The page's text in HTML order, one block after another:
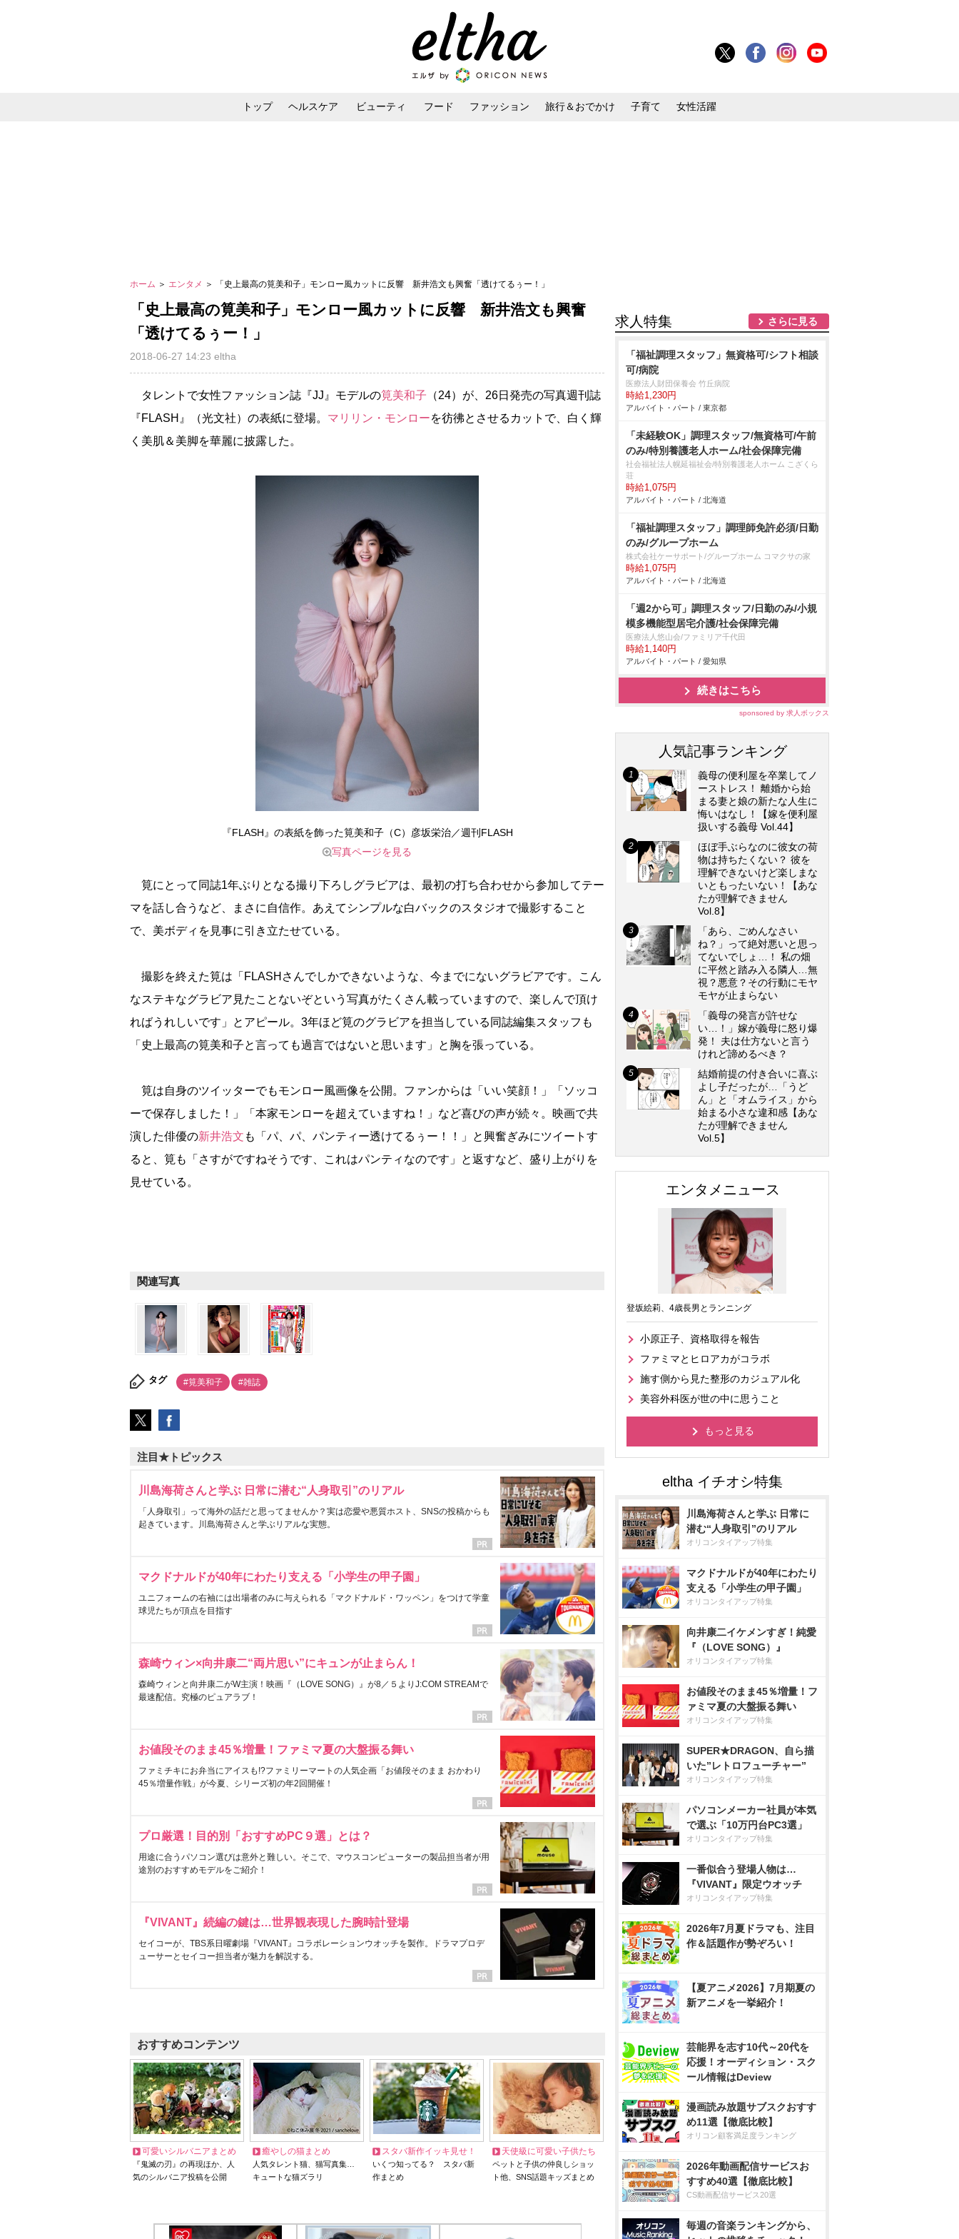
トップ ヘルスケア ビューティ フード ファッション 旅行＆おでかけ 子育て 女性活躍
ホーム ＞ エンタメ ＞ 「史上最高の筧美和子」モンロー風カットに反響 新井浩文も興奮「透けてるぅー！」
「史上最高の筧美和子」モンロー風カットに反響 新井浩文も興奮
「透けてるぅー！」
2018-06-27 14:23 eltha
タレントで女性ファッション誌『JJ』モデルの筧美和子 （24）が、26日発売の写真週刊誌
『FLASH』（光文社）の表紙に登場。 マリリン・モンローを彷彿とさせるカットで、白く輝
く美肌＆美脚を華麗に披露した。
『FLASH』の表紙を飾った筧美和子（C）彦坂栄治／週刊FLASH
写真ページを見る
筧にとって同誌1年ぶりとなる撮り下ろしグラビアは、最初の打ち合わせから参加してテー
マを話し合うなど、まさに自信作。あえてシンプルな白バックのスタジオで撮影すること
で、美ボディを見事に引き立たせている。
撮影を終えた筧は「FLASHさんでしかできないような、今までにないグラビアです。こん
なステキなグラビア見たことないぞという写真がたくさん載っていますので、楽しんで頂け
ればうれしいです」とアピール。3年ほど筧のグラビアを担当している同誌編集スタッフも
「史上最高の筧美和子と言っても過言ではないと思います」と胸を張っている。
筧は自身のツイッターでもモンロー風画像を公開。ファンからは「いい笑顔！」「ソッコ
ーで保存しました！」「本家モンローを超えていますね！」など喜びの声が続々。映画で共
演した俳優の新井浩文 も「パ、パ、パンティー透けてるぅー！！」と興奮ぎみにツイートす
ると、筧も「さすがですねそうです、これはパンティなのです」と返すなど、盛り上がりを
見せている。
関連写真
タグ #筧美和子 #雑誌
注目★トピックス
川島海荷さんと学ぶ 日常に潜む“人身取引”のリアル
「人身取引」って海外の話だと思ってませんか？実は恋愛や悪質ホスト、SNSの投稿からも
起きています。川島海荷さんと学ぶリアルな実態。
マクドナルドが40年にわたり支える「小学生の甲子園」
ユニフォームの右袖には出場者のみに与えられる「マクドナルド・ワッペン」をつけて学童
球児たちが頂点を目指す
森崎ウィン×向井康二“両片思い”にキュンが止まらん！
森崎ウィンと向井康二がW主演！映画『（LOVE SONG）』が8／５よりJ:COM STREAMで
最速配信。究極のピュアラブ！
お値段そのまま45％増量！ファミマ夏の大盤振る舞い
ファミチキにお弁当にアイスも!?ファミリーマートの人気企画「お値段そのまま おかわり
45％増量作戦」が今夏、シリーズ初の年2回開催！
プロ厳選！目的別「おすすめPC９選」とは？
用途に合うパソコン選びは意外と難しい。そこで、マウスコンピューターの製品担当者が用
途別のおすすめモデルをご紹介！
『VIVANT』続編の鍵は…世界観表現した腕時計登場
セイコーが、TBS系日曜劇場『VIVANT』コラボレーションウオッチを製作。ドラマプロデ
ューサーとセイコー担当者が魅力を解説する。
おすすめコンテンツ
可愛いシルバニアまとめ
『鬼滅の刃』の再現ほか、人
気のシルバニア投稿を公開
癒やしの猫まとめ
人気タレント猫、猫写真集…
キュートな猫ズラリ
スタバ新作イッキ見せ！
いくつ知ってる？ スタバ新
作まとめ
天使級に可愛い子供たち
ペットと子供の仲良しショッ
ト他、SNS話題キッズまとめ
求人特集 さらに見る
「福祉調理スタッフ」無資格可/シフト相談
可/病院
医療法人財団保養会 竹丘病院
時給1,230円
アルバイト・パート / 東京都
「未経験OK」調理スタッフ/無資格可/午前
のみ/特別養護老人ホーム/社会保障完備
社会福祉法人幌延福祉会/特別養護老人ホーム こざくら
荘
時給1,075円
アルバイト・パート / 北海道
「福祉調理スタッフ」調理師免許必須/日勤
のみ/グループホーム
株式会社ケーサポート/グループホーム コマクサの家
時給1,075円
アルバイト・パート / 北海道
「週2から可」調理スタッフ/日勤のみ/小規
模多機能型居宅介護/社会保障完備
医療法人悠山会/ファミリア千代田
時給1,140円
アルバイト・パート / 愛知県
続きはこちら
sponsored by 求人ボックス
人気記事ランキング
義母の便利屋を卒業してノ
ーストレス！ 離婚から始
まる妻と娘の新たな人生に
悔いはなし！【嫁を便利屋
扱いする義母 Vol.44】
ほぼ手ぶらなのに彼女の荷
物は持ちたくない？ 彼を
理解できないけど楽しまな
いともったいない！【あな
たが理解できません
Vol.8】
「あら、ごめんなさい
ね？」って絶対悪いと思っ
てないでしょ…！ 私の畑
に平然と踏み入る隣人…無
視？悪意？その行動にモヤ
モヤが止まらない
「義母の発言が許せな
い…！」嫁が義母に怒り爆
発！ 夫は仕方ないと言う
けれど諦めるべき？
結婚前提の付き合いに喜ぶ
よし子だったが…「うど
ん」と「オムライス」から
始まる小さな違和感【あな
たが理解できません
Vol.5】
エンタメニュース
登坂絵莉、4歳長男とランニング
小原正子、資格取得を報告
ファミマとヒロアカがコラボ
施す側から見た整形のカジュアル化
美容外科医が世の中に思うこと
もっと見る
川島海荷さんと学ぶ 日常に
潜む“人身取引”のリアル
オリコンタイアップ特集
マクドナルドが40年にわたり
支える「小学生の甲子園」
オリコンタイアップ特集
向井康二イケメンすぎ！純愛
『（LOVE SONG）』
オリコンタイアップ特集
お値段そのまま45％増量！フ
ァミマ夏の大盤振る舞い
オリコンタイアップ特集
SUPER★DRAGON、自ら描
いた”レトロフューチャー”
オリコンタイアップ特集
パソコンメーカー社員が本気
で選ぶ「10万円台PC3選」
オリコンタイアップ特集
一番似合う登場人物は…
『VIVANT』限定ウオッチ
オリコンタイアップ特集
2026年7月夏ドラマも、注目
作＆話題作が勢ぞろい！
【夏アニメ2026】7月期夏の
新アニメを一挙紹介！
芸能界を志す10代～20代を
応援！オーディション・スク
ール情報はDeview
漫画読み放題サブスクおすす
め11選【徹底比較】
オリコン顧客満足度ランキング
2026年動画配信サービスお
すすめ40選【徹底比較】
CS動画配信サービス20選
毎週の音楽ランキングから、